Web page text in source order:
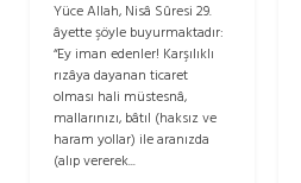
Yüce Allah, Nisâ Sûresi 29.
âyette şöyle buyurmaktadır:
“Ey iman edenler! Karşılıklı
rızâya dayanan ticaret
olması hali müstesnâ,
mallarınızı, bâtıl (haksız ve
haram yollar) ile aranızda
(alıp vererek...